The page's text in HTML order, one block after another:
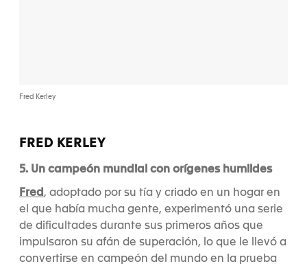
Fred Kerley
FRED KERLEY
5. Un campeón mundial con orígenes humildes
Fred , adoptado por su tía y criado en un hogar en
el que había mucha gente, experimentó una serie
de dificultades durante sus primeros años que
impulsaron su afán de superación, lo que le llevó a
convertirse en campeón del mundo en la prueba